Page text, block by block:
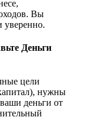
Вы
уверенно.
Деньги
цели
нужны
деньги от